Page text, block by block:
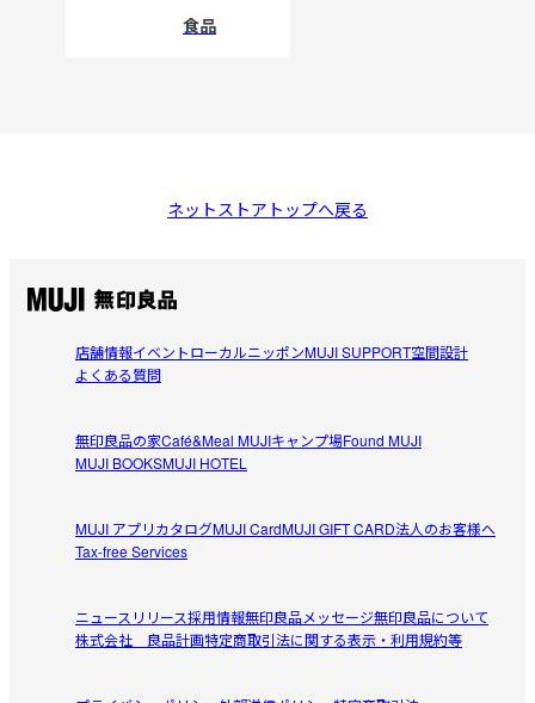
食品
ネットストアトップへ戻る
店舗情報イベントローカルニッポンMUJI SUPPORT空間設計
よくある質問
無印良品の家Café&Meal MUJIキャンプ場Found MUJI
MUJI BOOKSMUJI HOTEL
MUJI アプリカタログMUJI CardMUJI GIFT CARD法人のお客様へ
Tax-free Services
ニュースリリース採用情報無印良品メッセージ無印良品について
株式会社 良品計画特定商取引法に関する表示・利用規約等